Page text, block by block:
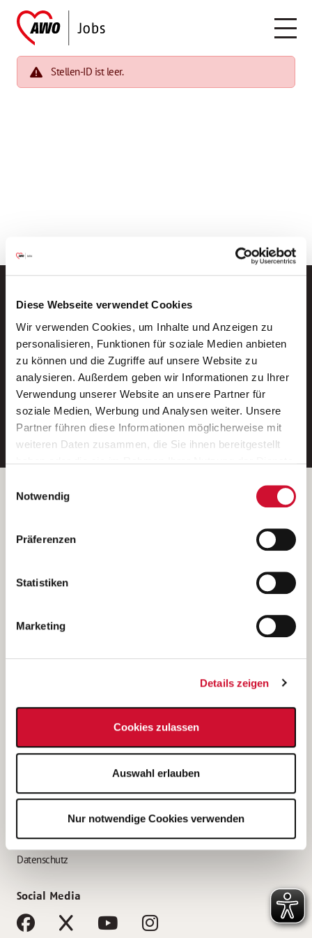
Diese Webseite verwendet Cookies
Wir verwenden Cookies, um Inhalte und Anzeigen zu
personalisieren, Funktionen für soziale Medien anbieten
zu können und die Zugriffe auf unsere Website zu
analysieren. Außerdem geben wir Informationen zu Ihrer
Verwendung unserer Website an unsere Partner für
soziale Medien, Werbung und Analysen weiter. Unsere
Partner führen diese Informationen möglicherweise mit
weiteren Daten zusammen, die Sie ihnen bereitgestellt
Wenn Sie auf „Cookies zulassen“ klicken, so stimmen
Sie der Speicherung sämtlicher Cookies zu. Sie können
Ihre Einwilligung selbstverständlich jederzeit widerrufen,
indem Sie die Cookie-Einstellungen aufrufen und diese
unsererDatenschutzerklärung
Notwendig
Präferenzen
Statistiken
Marketing
Details zeigen
Cookies zulassen
Auswahl erlauben
Nur notwendige Cookies verwenden
Stellen-ID ist leer.
Neue Stellen per E-Mail.
Ein kostenloser Service von AWO
Jobs.
E-Mail-Adresse eintragen
Betreiber der Webseite
Kantstraße 45a
(Ein Tochterunternehmen des AWO Bezirksverbandes Unterfranken
e.V.)
Bewerbung als Altenpflegehelfer*in
Bewerbung als Erzieher*in
AWO Gliederungen nach Bundesland
Impressum
Datenschutz
Social Media